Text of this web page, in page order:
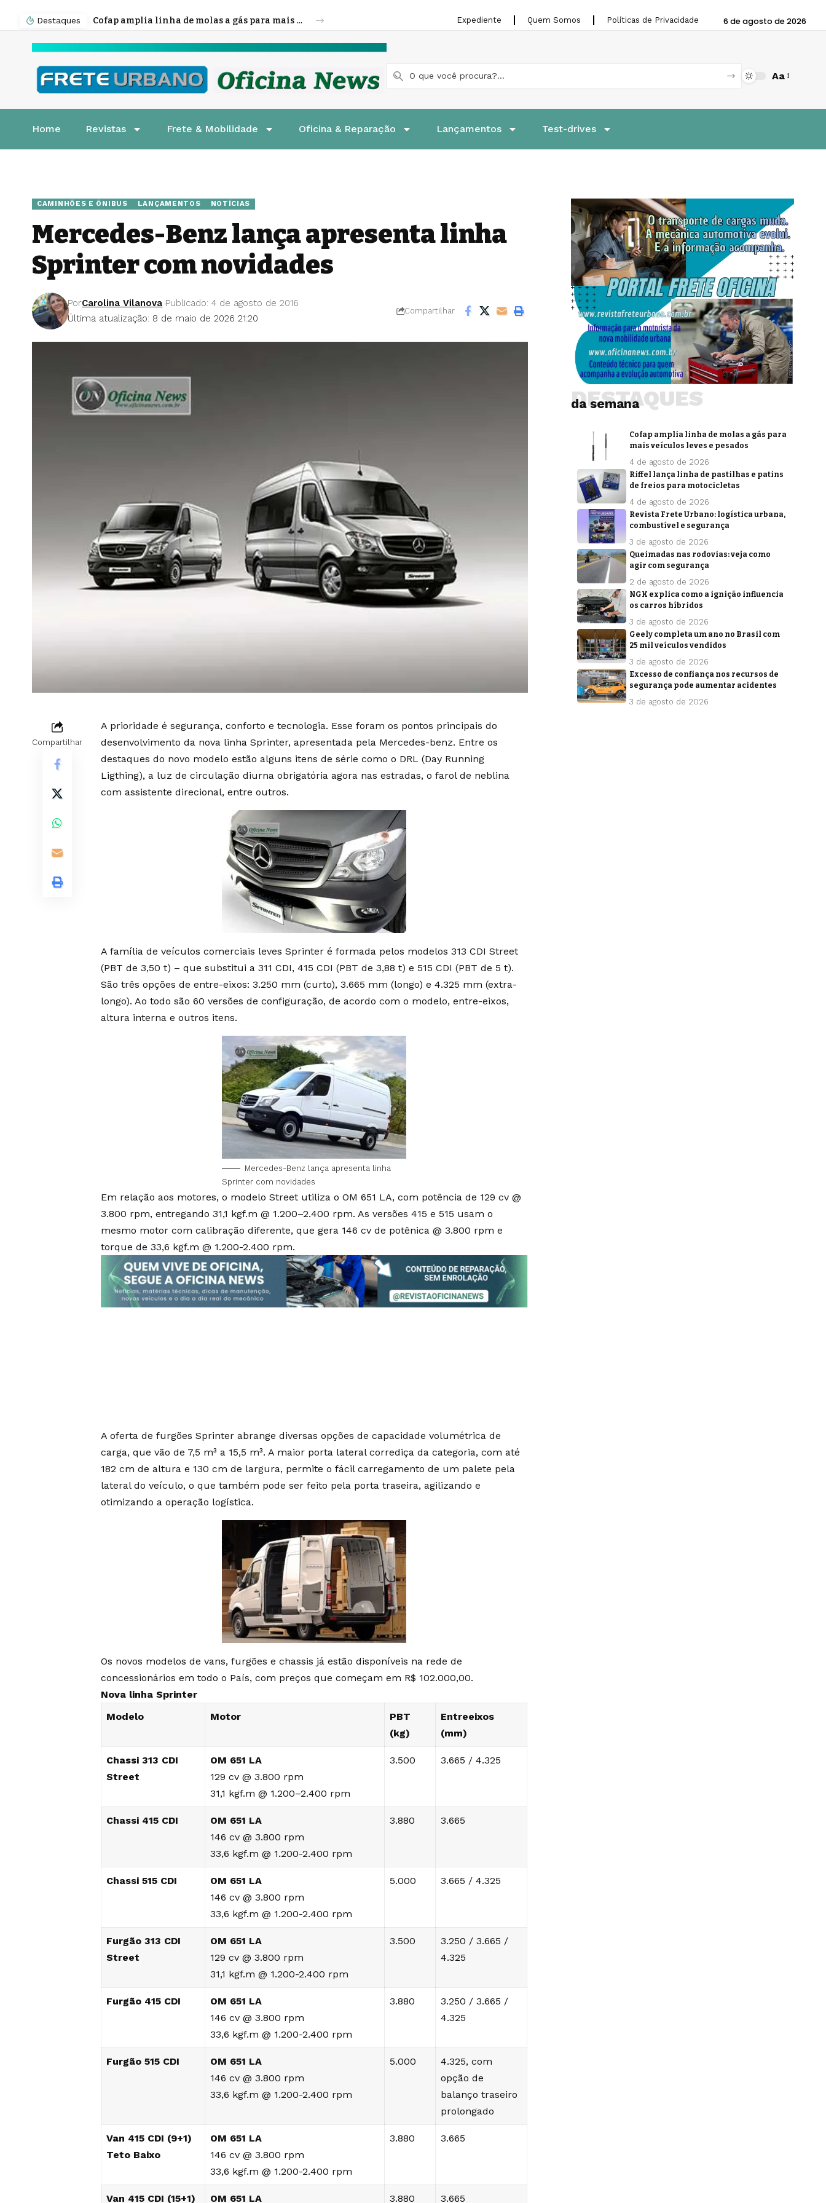
Destaques Cofap amplia linha de molas a gás para mais veículos leves e pesados Expediente Quem Somos Políticas de Privacidade 6 de agosto de 2026
Aa
Home Revistas Frete & Mobilidade Oficina & Reparação Lançamentos Test-drives
CAMINHÕES E ÔNIBUS LANÇAMENTOS NOTÍCIAS
Mercedes-Benz lança apresenta linha
Sprinter com novidades
Última atualização: 8 de maio de 2026 21:20
PorCarolina Vilanova Publicado: 4 de agosto de 2016
Compartilhar
Compartilhar
A prioridade é segurança, conforto e tecnologia. Esse foram os pontos principais do
desenvolvimento da nova linha Sprinter, apresentada pela Mercedes-benz. Entre os
destaques do novo modelo estão alguns itens de série como o DRL (Day Running
Ligthing), a luz de circulação diurna obrigatória agora nas estradas, o farol de neblina
com assistente direcional, entre outros.
A família de veículos comerciais leves Sprinter é formada pelos modelos 313 CDI Street
(PBT de 3,50 t) – que substitui a 311 CDI, 415 CDI (PBT de 3,88 t) e 515 CDI (PBT de 5 t).
São três opções de entre-eixos: 3.250 mm (curto), 3.665 mm (longo) e 4.325 mm (extra-
longo). Ao todo são 60 versões de configuração, de acordo com o modelo, entre-eixos,
altura interna e outros itens.
Mercedes-Benz lança apresenta linha
Sprinter com novidades
Em relação aos motores, o modelo Street utiliza o OM 651 LA, com potência de 129 cv @
3.800 rpm, entregando 31,1 kgf.m @ 1.200–2.400 rpm. As versões 415 e 515 usam o
mesmo motor com calibração diferente, que gera 146 cv de potênica @ 3.800 rpm e
torque de 33,6 kgf.m @ 1.200-2.400 rpm.
A oferta de furgões Sprinter abrange diversas opções de capacidade volumétrica de
carga, que vão de 7,5 m³ a 15,5 m³. A maior porta lateral corrediça da categoria, com até
182 cm de altura e 130 cm de largura, permite o fácil carregamento de um palete pela
lateral do veículo, o que também pode ser feito pela porta traseira, agilizando e
otimizando a operação logística.
Os novos modelos de vans, furgões e chassis já estão disponíveis na rede de
concessionários em todo o País, com preços que começam em R$ 102.000,00.
Nova linha Sprinter
Modelo
Motor
PBT
(kg)
Entreeixos
(mm)
Chassi 313 CDI
Street
OM 651 LA
129 cv @ 3.800 rpm
31,1 kgf.m @ 1.200–2.400 rpm
3.500 3.665 / 4.325
Chassi 415 CDI
OM 651 LA
146 cv @ 3.800 rpm
33,6 kgf.m @ 1.200-2.400 rpm
3.880 3.665
Chassi 515 CDI
OM 651 LA
146 cv @ 3.800 rpm
33,6 kgf.m @ 1.200-2.400 rpm
5.000 3.665 / 4.325
Furgão 313 CDI
Street
OM 651 LA
129 cv @ 3.800 rpm
31,1 kgf.m @ 1.200-2.400 rpm
3.500
3.250 / 3.665 /
4.325
Furgão 415 CDI
OM 651 LA
146 cv @ 3.800 rpm
33,6 kgf.m @ 1.200-2.400 rpm
3.880
3.250 / 3.665 /
4.325
Furgão 515 CDI
OM 651 LA
146 cv @ 3.800 rpm
33,6 kgf.m @ 1.200-2.400 rpm
5.000
4.325, com
opção de
balanço traseiro
prolongado
Van 415 CDI (9+1)
Teto Baixo
OM 651 LA
146 cv @ 3.800 rpm
33,6 kgf.m @ 1.200-2.400 rpm
3.880 3.665
Van 415 CDI (15+1) OM 651 LA 3.880 3.665
da semana
DESTAQUES
Cofap amplia linha de molas a gás para
mais veículos leves e pesados
4 de agosto de 2026
Riffel lança linha de pastilhas e patins
de freios para motocicletas
4 de agosto de 2026
Revista Frete Urbano: logística urbana,
combustível e segurança
3 de agosto de 2026
Queimadas nas rodovias: veja como
agir com segurança
2 de agosto de 2026
NGK explica como a ignição influencia
os carros híbridos
3 de agosto de 2026
Geely completa um ano no Brasil com
25 mil veículos vendidos
3 de agosto de 2026
Excesso de confiança nos recursos de
segurança pode aumentar acidentes
3 de agosto de 2026